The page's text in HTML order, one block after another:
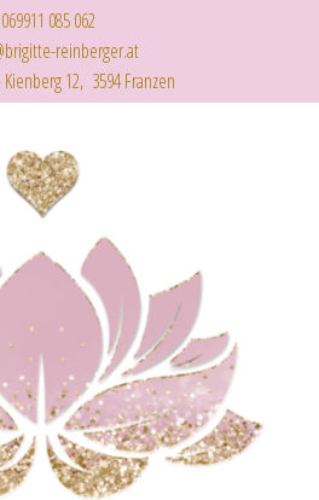
069911 085 062
reinberger.at
12, 3594 Franzen